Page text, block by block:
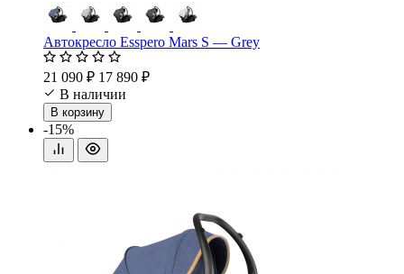
Автокресло Esspero Mars S — Grey
21 090 ₽ 17 890 ₽
В наличии
В корзину
-15%